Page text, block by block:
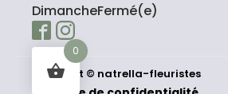
DimancheFermé(e)
Copyright © natrella-fleuristes
0